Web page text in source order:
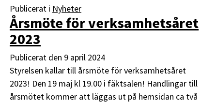
Publicerat i Nyheter
Årsmöte för verksamhetsåret
2023
Publicerat den 9 april 2024
Styrelsen kallar till årsmöte för verksamhetsåret
2023! Den 19 maj kl 19.00 i fäktsalen! Handlingar till
årsmötet kommer att läggas ut på hemsidan ca två